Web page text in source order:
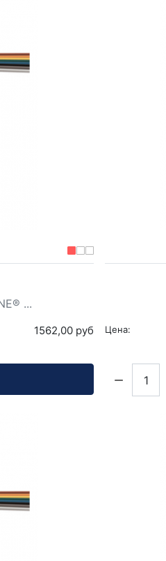
...
1562,00 руб Цена: